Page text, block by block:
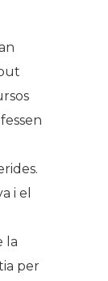
i el
la
per